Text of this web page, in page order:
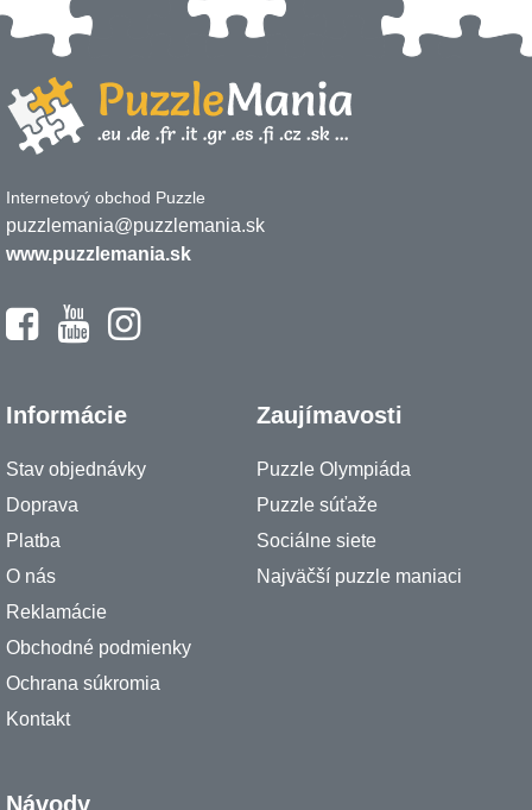
Internetový obchod Puzzle
puzzlemania@puzzlemania.sk
www.puzzlemania.sk
Informácie
Stav objednávky
Doprava
Platba
O nás
Reklamácie
Obchodné podmienky
Ochrana súkromia
Kontakt
Zaujímavosti
Puzzle Olympiáda
Puzzle súťaže
Sociálne siete
Najväčší puzzle maniaci
Návody